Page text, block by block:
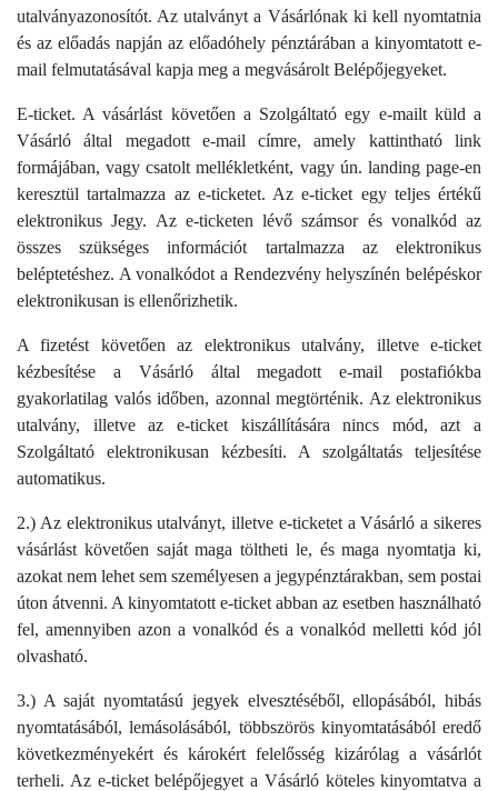
utalványazonosítót. Az utalványt a Vásárlónak ki kell nyomtatnia
és az előadás napján az előadóhely pénztárában a kinyomtatott e-
mail felmutatásával kapja meg a megvásárolt Belépőjegyeket.
E-ticket. A vásárlást követően a Szolgáltató egy e-mailt küld a
Vásárló által megadott e-mail címre, amely kattintható link
formájában, vagy csatolt mellékletként, vagy ún. landing page-en
keresztül tartalmazza az e-ticketet. Az e-ticket egy teljes értékű
elektronikus Jegy. Az e-ticketen lévő számsor és vonalkód az
összes szükséges információt tartalmazza az elektronikus
beléptetéshez. A vonalkódot a Rendezvény helyszínén belépéskor
elektronikusan is ellenőrizhetik.
A fizetést követően az elektronikus utalvány, illetve e-ticket
kézbesítése a Vásárló által megadott e-mail postafiókba
gyakorlatilag valós időben, azonnal megtörténik. Az elektronikus
utalvány, illetve az e-ticket kiszállítására nincs mód, azt a
Szolgáltató elektronikusan kézbesíti. A szolgáltatás teljesítése
automatikus.
2.) Az elektronikus utalványt, illetve e-ticketet a Vásárló a sikeres
vásárlást követően saját maga töltheti le, és maga nyomtatja ki,
azokat nem lehet sem személyesen a jegypénztárakban, sem postai
úton átvenni. A kinyomtatott e-ticket abban az esetben használható
fel, amennyiben azon a vonalkód és a vonalkód melletti kód jól
olvasható.
3.) A saját nyomtatású jegyek elvesztéséből, ellopásából, hibás
nyomtatásából, lemásolásából, többszörös kinyomtatásából eredő
következményekért és károkért felelősség kizárólag a vásárlót
terheli. Az e-ticket belépőjegyet a Vásárló köteles kinyomtatva a